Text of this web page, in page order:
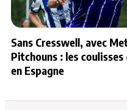
Sans Cresswell, avec
Pitchouns : les
en Espagne